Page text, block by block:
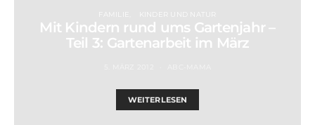
FAMILIE KINDER UND NATUR
Mit Kindern rund ums Gartenjahr –
Teil 3: Gartenarbeit im März
WEITERLESEN